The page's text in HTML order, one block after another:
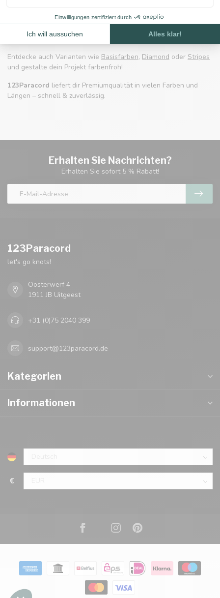
für feinere Arbeiten wie Armbänder, Schlüsselanhänger oder
sehr reißfest und vielseitig.
Entdecke auch Varianten wie Basisfarben, Diamond oder Stripes
und gestalte dein Projekt farbenfroh!
123Paracord liefert dir Premiumqualität in vielen Farben und
Längen – schnell & zuverlässig.
Erhalten Sie Nachrichten?
Erhalten Sie sofort 5 % Rabatt!
123Paracord
let's go knots!
Oosterwerf 4
1911 JB Uitgeest
+31 (0)75 2040 399
support@123paracord.de
Kategorien
Informationen
€